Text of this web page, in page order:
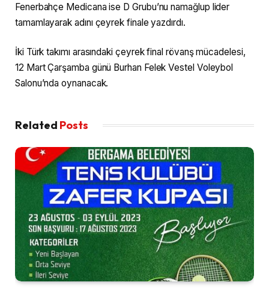
Fenerbahçe Medicana ise D Grubu’nu namağlup lider
tamamlayarak adını çeyrek finale yazdırdı.
İki Türk takımı arasındaki çeyrek final rövanş mücadelesi,
12 Mart Çarşamba günü Burhan Felek Vestel Voleybol
Salonu’nda oynanacak.
Related Posts